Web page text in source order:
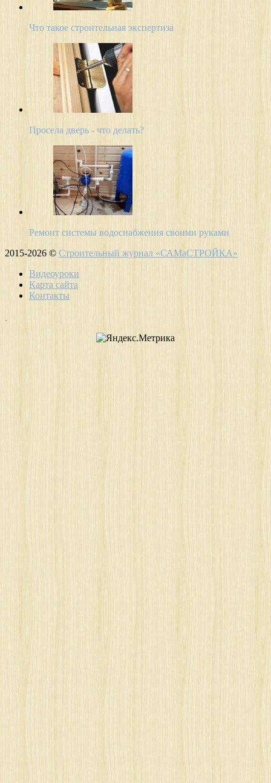
Что такое строительная экспертиза
Просела дверь - что делать?
Ремонт системы водоснабжения своими руками
2015-2026 © Строительный журнал «САМаСТРОЙКА»
Видеоуроки
Карта сайта
Контакты